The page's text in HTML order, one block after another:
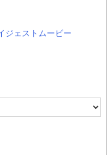
ジェストムービー